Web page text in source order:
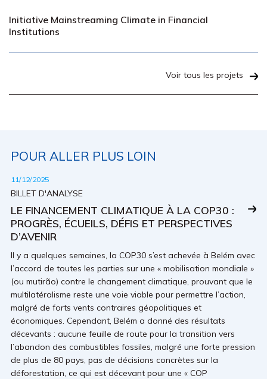
Initiative Mainstreaming Climate in Financial
Institutions
Voir tous les projets
POUR ALLER PLUS LOIN
11/12/2025
BILLET D'ANALYSE
LE FINANCEMENT CLIMATIQUE À LA COP30 :
PROGRÈS, ÉCUEILS, DÉFIS ET PERSPECTIVES
D’AVENIR
Il y a quelques semaines, la COP30 s’est achevée à Belém avec
l’accord de toutes les parties sur une « mobilisation mondiale »
(ou mutirão) contre le changement climatique, prouvant que le
multilatéralisme reste une voie viable pour permettre l’action,
malgré de forts vents contraires géopolitiques et
économiques. Cependant, Belém a donné des résultats
décevants : aucune feuille de route pour la transition vers
l’abandon des combustibles fossiles, malgré une forte pression
de plus de 80 pays, pas de décisions concrètes sur la
déforestation, ce qui est décevant pour une « COP